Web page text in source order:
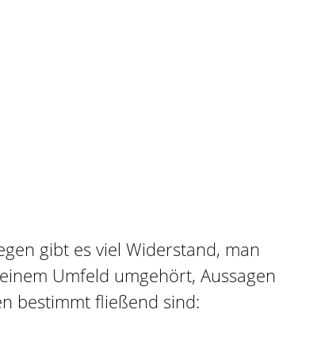
gibt es viel Widerstand, man
Umfeld umgehört, Aussagen
bestimmt fließend sind: